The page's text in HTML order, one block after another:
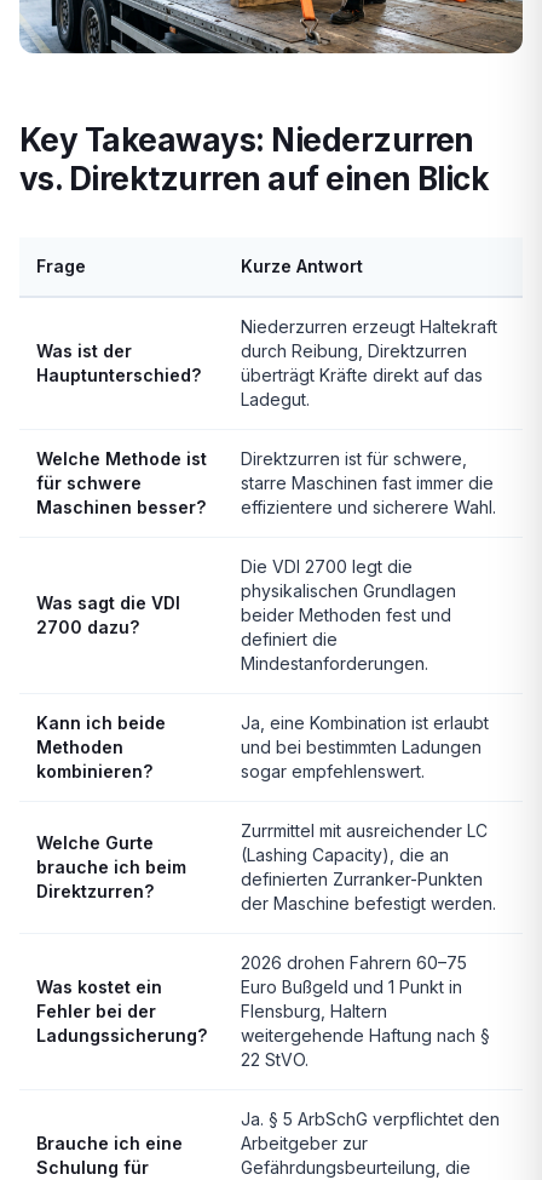
Key Takeaways: Niederzurren
vs. Direktzurren auf einen Blick
Frage Kurze Antwort
Was ist der
Hauptunterschied?
Niederzurren erzeugt Haltekraft
durch Reibung, Direktzurren
überträgt Kräfte direkt auf das
Ladegut.
Welche Methode ist
für schwere
Maschinen besser?
Direktzurren ist für schwere,
starre Maschinen fast immer die
effizientere und sicherere Wahl.
Was sagt die VDI
2700 dazu?
Die VDI 2700 legt die
physikalischen Grundlagen
beider Methoden fest und
definiert die
Mindestanforderungen.
Kann ich beide
Methoden
kombinieren?
Ja, eine Kombination ist erlaubt
und bei bestimmten Ladungen
sogar empfehlenswert.
Welche Gurte
brauche ich beim
Direktzurren?
Zurrmittel mit ausreichender LC
(Lashing Capacity), die an
definierten Zurranker-Punkten
der Maschine befestigt werden.
Was kostet ein
Fehler bei der
Ladungssicherung?
2026 drohen Fahrern 60–75
Euro Bußgeld und 1 Punkt in
Flensburg, Haltern
weitergehende Haftung nach §
22 StVO.
Brauche ich eine
Schulung für
Ja. § 5 ArbSchG verpflichtet den
Arbeitgeber zur
Gefährdungsbeurteilung, die